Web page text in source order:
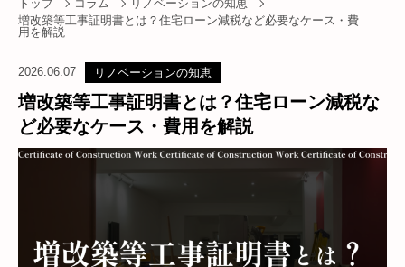
トップ コラム
リノベーションの知恵
増改築等工事証明書とは？住宅ローン減税など必要なケース・費
用を解説
2026.06.07 リノベーションの知恵
増改築等工事証明書とは？住宅ローン減税な
ど必要なケース・費用を解説